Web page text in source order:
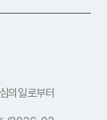
의일로부터